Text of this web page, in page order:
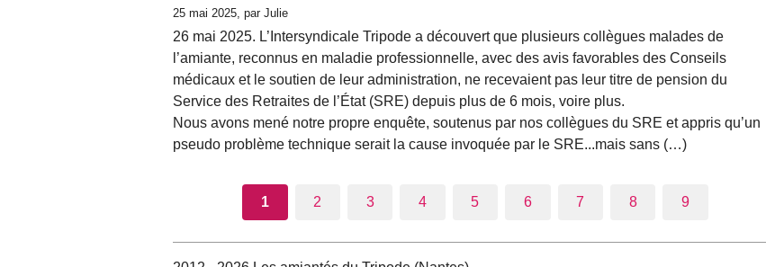
25 mai 2025, par Julie
26 mai 2025. L’Intersyndicale Tripode a découvert que plusieurs collègues malades de
l’amiante, reconnus en maladie professionnelle, avec des avis favorables des Conseils
médicaux et le soutien de leur administration, ne recevaient pas leur titre de pension du
Service des Retraites de l’État (SRE) depuis plus de 6 mois, voire plus.
Nous avons mené notre propre enquête, soutenus par nos collègues du SRE et appris qu’un
pseudo problème technique serait la cause invoquée par le SRE...mais sans (…)
1 2 3 4 5 6 7 8 9